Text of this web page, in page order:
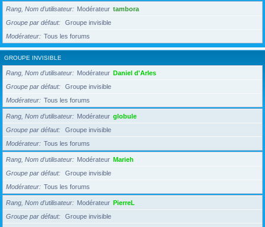
Rang, Nom d’utilisateur Modérateur tambora
Groupe par défaut
Groupe invisible
Modérateur
Tous les forums
GROUPE INVISIBLE
Rang, Nom d’utilisateur Modérateur Daniel d'Arles
Groupe par défaut
Groupe invisible
Modérateur
Tous les forums
Rang, Nom d’utilisateur Modérateur globule
Groupe par défaut
Groupe invisible
Modérateur
Tous les forums
Rang, Nom d’utilisateur Modérateur Marieh
Groupe par défaut
Groupe invisible
Modérateur
Tous les forums
Rang, Nom d’utilisateur Modérateur PierreL
Groupe par défaut
Groupe invisible